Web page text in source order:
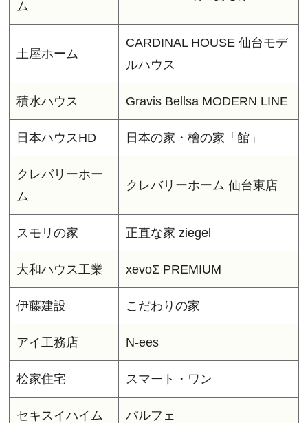
ム
土屋ホーム
CARDINAL HOUSE 仙台モデ
ルハウス
積水ハウス Gravis Bellsa MODERN LINE
日本ハウスHD 日本の家・檜の家「館」
クレバリーホー
ム
クレバリーホーム 仙台東店
スモリの家 正直な家 ziegel
大和ハウス工業 xevoΣ PREMIUM
伊藤建設 こだわりの家
アイ工務店 N-ees
桧家住宅 スマート・ワン
セキスイハイム パルフェ